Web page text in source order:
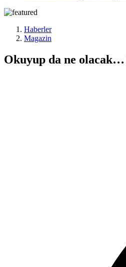
Haberler
Magazin
Okuyup da ne